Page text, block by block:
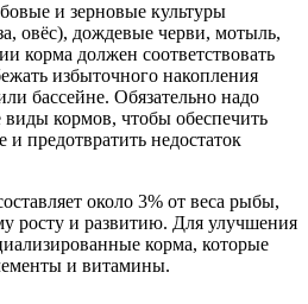
и зерновые культуры
овёс), дождевые черви, мотыль,
корма должен соответствовать
избыточного накопления
бассейне. Обязательно надо
кормов, чтобы обеспечить
предотвратить недостаток
около 3% от веса рыбы,
росту и развитию. Для улучшения
корма, которые
и витамины.